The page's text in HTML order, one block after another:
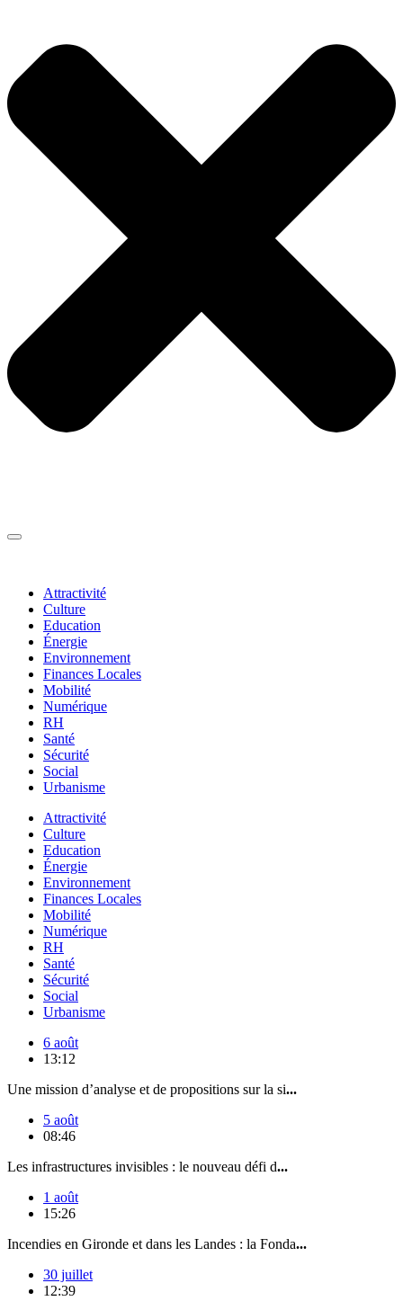
Attractivité
Culture
Education
Énergie
Environnement
Finances Locales
Mobilité
Numérique
RH
Santé
Sécurité
Social
Urbanisme
Attractivité
Culture
Education
Énergie
Environnement
Finances Locales
Mobilité
Numérique
RH
Santé
Sécurité
Social
Urbanisme
6 août
13:12
Une mission d’analyse et de propositions sur la si...
5 août
08:46
Les infrastructures invisibles : le nouveau défi d...
1 août
15:26
Incendies en Gironde et dans les Landes : la Fonda...
30 juillet
12:39